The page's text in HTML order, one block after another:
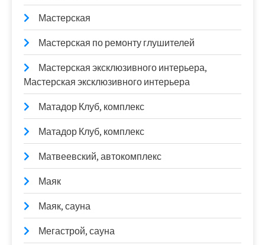
Мастерская
Мастерская по ремонту глушителей
Мастерская эксклюзивного интерьера,
Мастерская эксклюзивного интерьера
Матадор Клуб, комплекс
Матадор Клуб, комплекс
Матвеевский, автокомплекс
Маяк
Маяк, сауна
Мегастрой, сауна